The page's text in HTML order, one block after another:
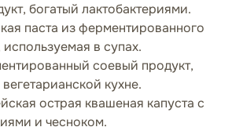
богатый лактобактериями.
паста из ферментированного
в супах.
соевый продукт,
кухне.
острая квашеная капуста с
и чесноком.